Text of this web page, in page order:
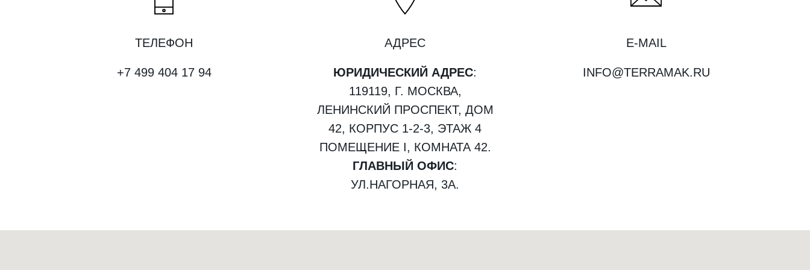
ТЕЛЕФОН
+7 499 404 17 94
АДРЕС
ЮРИДИЧЕСКИЙ АДРЕС:
119119, Г. МОСКВА,
ЛЕНИНСКИЙ ПРОСПЕКТ, ДОМ
42, КОРПУС 1-2-3, ЭТАЖ 4
ПОМЕЩЕНИЕ I, КОМНАТА 42.
ГЛАВНЫЙ ОФИС:
УЛ.НАГОРНАЯ, 3А.
E-MAIL
INFO@TERRAMAK.RU